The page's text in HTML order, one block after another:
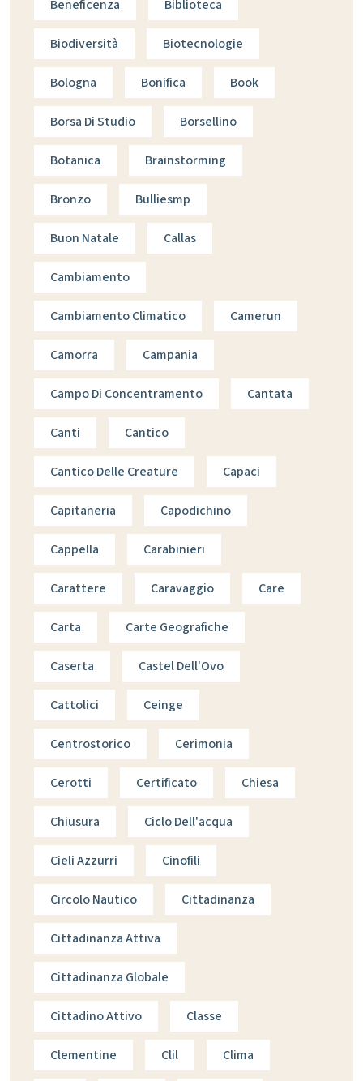
Beneficenza Biblioteca
Biodiversità Biotecnologie
Bologna Bonifica Book
Borsa Di Studio Borsellino
Botanica Brainstorming
Bronzo Bulliesmp
Buon Natale Callas
Cambiamento
Cambiamento Climatico Camerun
Camorra Campania
Campo Di Concentramento Cantata
Canti Cantico
Cantico Delle Creature Capaci
Capitaneria Capodichino
Cappella Carabinieri
Carattere Caravaggio Care
Carta Carte Geografiche
Caserta Castel Dell'Ovo
Cattolici Ceinge
Centrostorico Cerimonia
Cerotti Certificato Chiesa
Chiusura Ciclo Dell'acqua
Cieli Azzurri Cinofili
Circolo Nautico Cittadinanza
Cittadinanza Attiva
Cittadinanza Globale
Cittadino Attivo Classe
Clementine Clil Clima